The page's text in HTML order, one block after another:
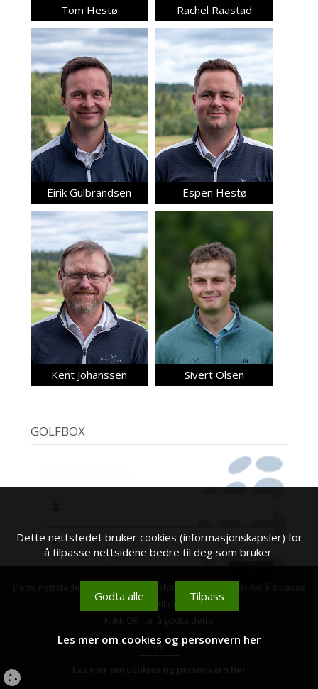
Tom Hestø Rachel Raastad
Eirik Gulbrandsen Espen Hestø
Kent Johanssen Sivert Olsen
GOLFBOX
Glemt passord?
Haga Golfklubb
Sidene er produsert med Clubsite CMS av scangolf.no
Dette nettstedet bruker cookies (informasjonskapsler) for
å tilpasse nettsidene bedre til deg som bruker.
Godta alle Tilpass
Les mer om cookies og personvern her
Dette nettstedet bruker cookies (informasjonskapsler) for å tilpasse
nettsidene bedre til deg som bruker.
OK
Les mer om cookies og personvern her